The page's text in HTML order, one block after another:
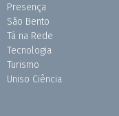
Presença
São Bento
Tá na Rede
Tecnologia
Turismo
Uniso Ciência